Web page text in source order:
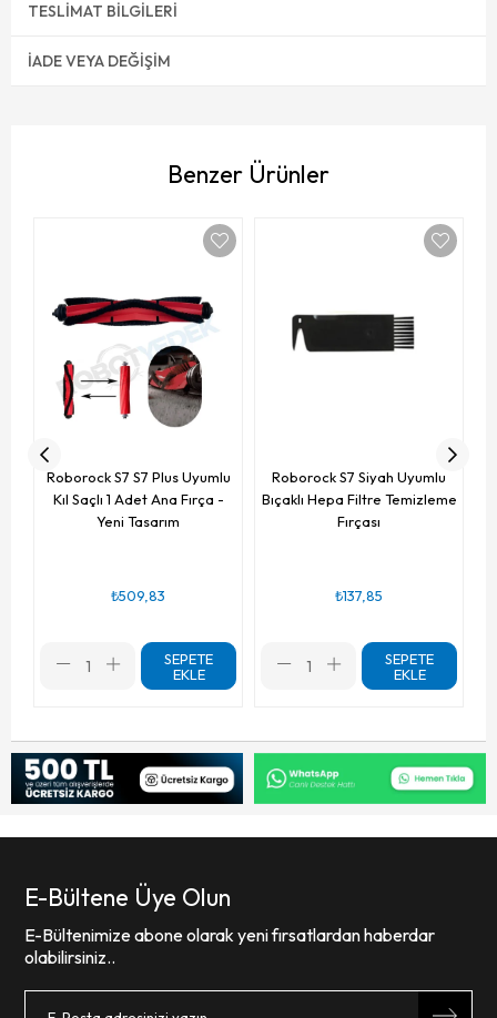
TESLIMAT BILGILERI
İADE VEYA DEĞIŞIM
Benzer Ürünler
Roborock S7 S7 Plus Uyumlu
Kıl Saçlı 1 Adet Ana Fırça -
Yeni Tasarım
₺509,83
SEPETE
EKLE
Roborock S7 Siyah Uyumlu
Bıçaklı Hepa Filtre Temizleme
Fırçası
₺137,85
SEPETE
EKLE
E-Bültene Üye Olun
E-Bültenimize abone olarak yeni fırsatlardan haberdar
olabilirsiniz..